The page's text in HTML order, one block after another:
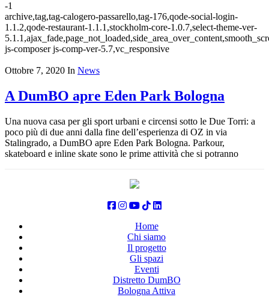
-1
archive,tag,tag-calogero-passarello,tag-176,qode-social-login-
1.1.2,qode-restaurant-1.1.1,stockholm-core-1.0.7,select-theme-ver-
js-composer js-comp-ver-5.7,vc_responsive
Ottobre 7, 2020 In News
A DumBO apre Eden Park Bologna
Una nuova casa per gli sport urbani e circensi sotto le Due Torri: a
poco più di due anni dalla fine dell’esperienza di OZ in via
Stalingrado, a DumBO apre Eden Park Bologna. Parkour,
skateboard e inline skate sono le prime attività che si potranno
Home
Chi siamo
Il progetto
Gli spazi
Eventi
Distretto DumBO
Bologna Attiva